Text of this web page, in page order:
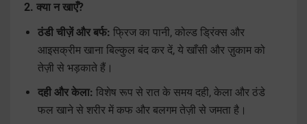
2. क्या न खाएँ?
ठंडी चीज़ें और बर्फ: फ्रिज का पानी, कोल्ड ड्रिंक्स और
आइसक्रीम खाना बिल्कुल बंद कर दें, ये खाँसी और ज़ुकाम को
तेज़ी से भड़काते हैं।
दही और केला: विशेष रूप से रात के समय दही, केला और ठंडे
फल खाने से शरीर में कफ और बलगम तेज़ी से जमता है।